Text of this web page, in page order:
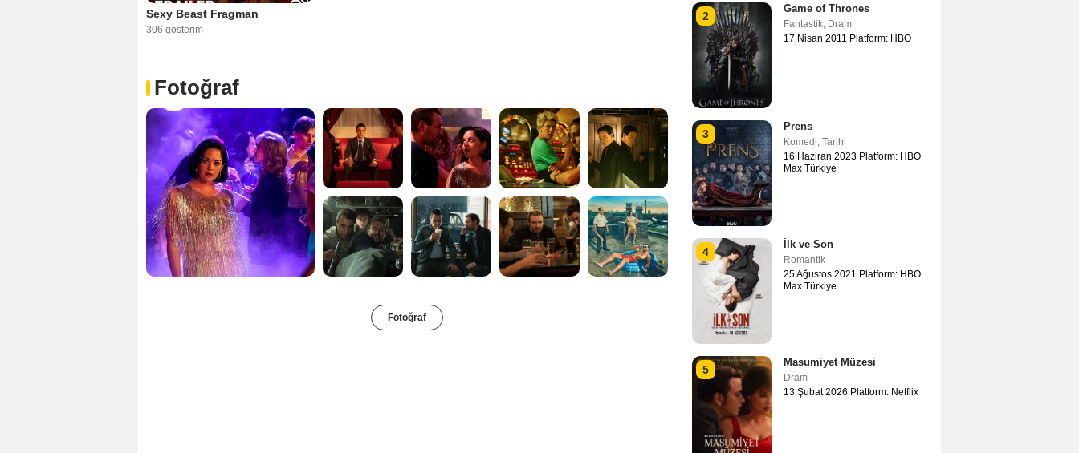
Sexy Beast Fragman
306 gösterim
Fotoğraf
Fotoğraf
2
Game of Thrones
Fantastik, Dram
17 Nisan 2011 Platform: HBO
3
Prens
Komedi, Tarihi
16 Haziran 2023 Platform: HBO
Max Türkiye
4
İlk ve Son
Romantik
25 Ağustos 2021 Platform: HBO
Max Türkiye
5
Masumiyet Müzesi
Dram
13 Şubat 2026 Platform: Netflix